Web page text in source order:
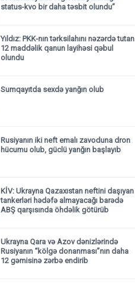
status-kvo bir daha təsbit olundu”
Yıldız: PKK-nın tərksilahını nəzərdə tutan
12 maddəlik qanun layihəsi qəbul
olundu ​​​​​​​
Sumqayıtda sexdə yanğın olub
Rusiyanın iki neft emalı zavoduna dron
hücumu olub, güclü yanğın başlayıb
KİV: Ukrayna Qazaxıstan neftini daşıyan
tankerləri hədəfə almayacağı barədə
ABŞ qarşısında öhdəlik götürüb
Ukrayna Qara və Azov dənizlərində
Rusiyanın “kölgə donanması”nın daha
12 gəmisinə zərbə endirib